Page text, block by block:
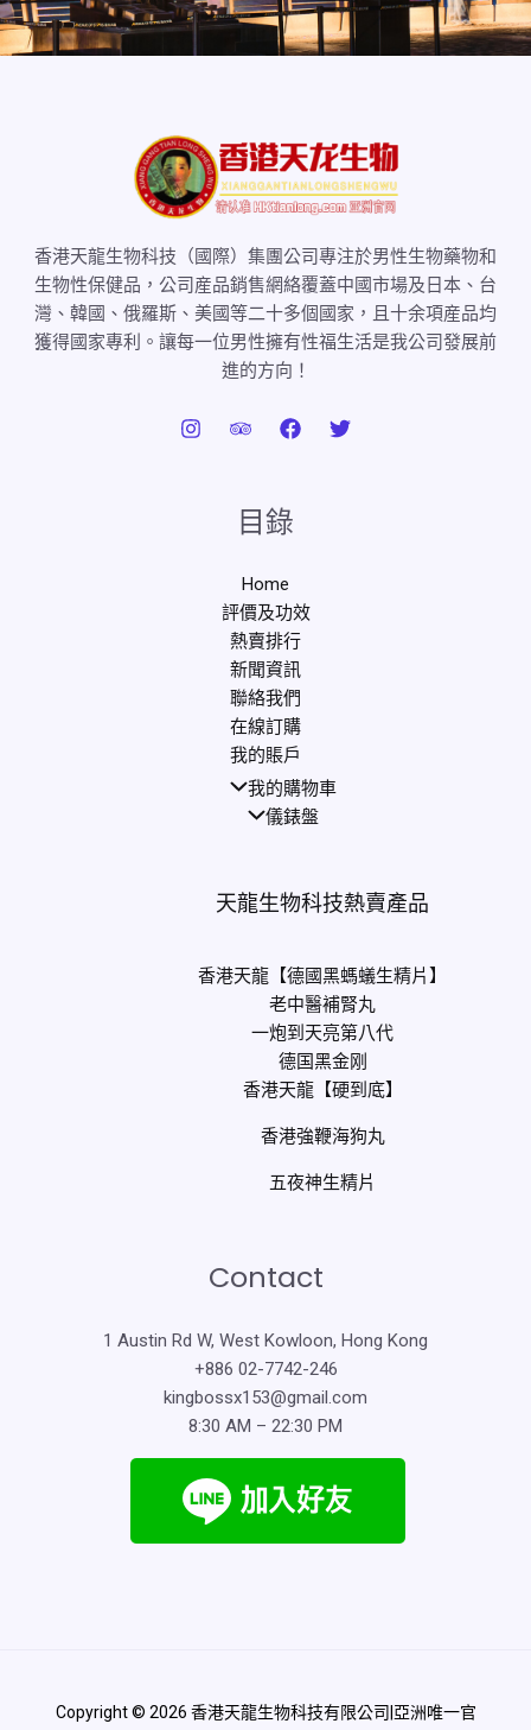
香港天龍生物科技（國際）集團公司專注於男性生物藥物和
生物性保健品，公司産品銷售網絡覆蓋中國市場及日本、台
灣、韓國、俄羅斯、美國等二十多個國家，且十余項産品均
獲得國家專利。讓每一位男性擁有性福生活是我公司發展前
進的方向！
目錄
Home
評價及功效
熱賣排行
新聞資訊
聯絡我們
在線訂購
我的賬戶
我的購物車
儀錶盤
天龍生物科技熱賣產品
香港天龍【德國黑螞蟻生精片】
老中醫補腎丸
一炮到天亮第八代
德国黑金刚
香港天龍【硬到底】
香港強鞭海狗丸
五夜神生精片
Contact
1 Austin Rd W, West Kowloon, Hong Kong
+886 02-7742-246
kingbossx153@gmail.com
8:30 AM – 22:30 PM
Copyright © 2026 香港天龍生物科技有限公司|亞洲唯一官